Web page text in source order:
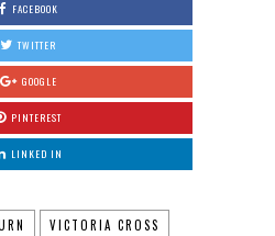
FACEBOOK
TWITTER
GOOGLE
PINTEREST
LINKED IN
VICTORIA CROSS